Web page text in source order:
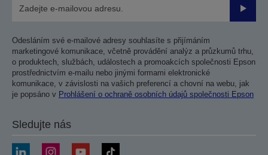
Odesláním své e-mailové adresy souhlasíte s přijímáním
marketingové komunikace, včetně provádění analýz a průzkumů trhu,
o produktech, službách, událostech a promoakcích společnosti Epson
prostřednictvím e-mailu nebo jinými formami elektronické
komunikace, v závislosti na vašich preferencí a chovní na webu, jak
je popsáno v Prohlášení o ochraně osobních údajů společnosti Epson
Sledujte nás